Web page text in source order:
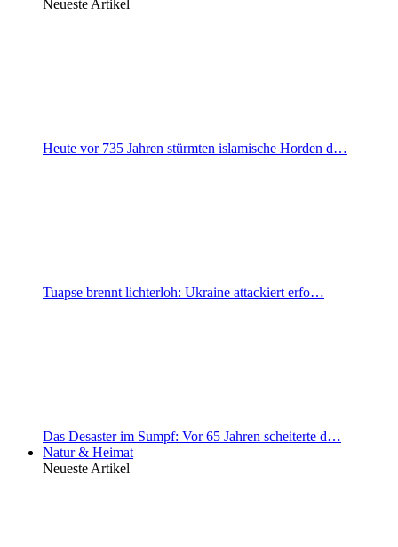
Neueste Artikel
Heute vor 735 Jahren stürmten islamische Horden d…
Tuapse brennt lichterloh: Ukraine attackiert erfo…
Das Desaster im Sumpf: Vor 65 Jahren scheiterte d…
Natur & Heimat
Neueste Artikel